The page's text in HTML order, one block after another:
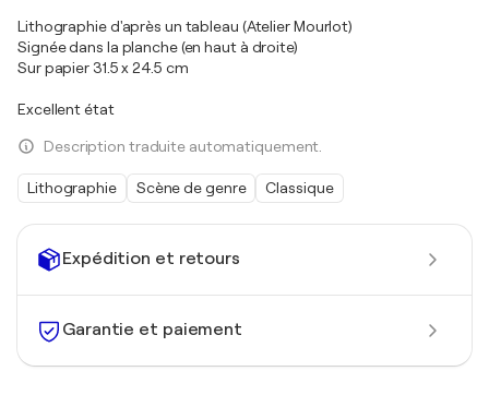
Expédition et retours
Garantie et paiement
Lithographie d'après un tableau (Atelier Mourlot)
Signée dans la planche (en haut à droite)
Sur papier 31.5 x 24.5 cm
Excellent état
Description traduite automatiquement.
Lithographie Scène de genre Classique